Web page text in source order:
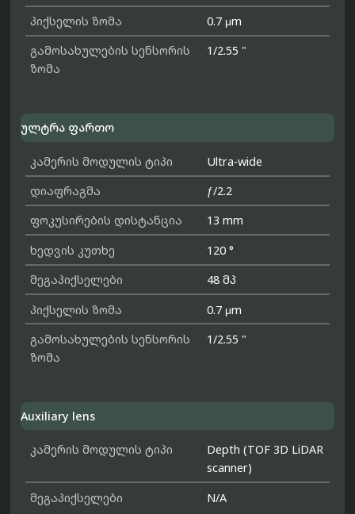
პიქსელის ზომა
0.7 μm
გამოსახულების სენსორის
ზომა
1/2.55 "
ულტრა ფართო
კამერის მოდულის ტიპი
Ultra-wide
დიაფრაგმა
ƒ/2.2
ფოკუსირების დისტანცია
13 mm
ხედვის კუთხე
120 °
მეგაპიქსელები
48 მპ
პიქსელის ზომა
0.7 μm
გამოსახულების სენსორის
ზომა
1/2.55 "
Auxiliary lens
კამერის მოდულის ტიპი
Depth (TOF 3D LiDAR
scanner)
მეგაპიქსელები
N/A